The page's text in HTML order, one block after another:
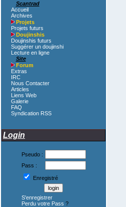
Scantrad
Accueil
Archives
Projets
Projets futurs
Doujinshis
Doujinshis futurs
Suggérer un doujinshi
Lecture en ligne
Site
Forum
Extras
IRC
Nous Contacter
Articles
Liens Web
Galerie
FAQ
Syndication RSS
Login
Pseudo :
Pass :
Enregistré
S'enregistrer
Perdu votre Pass ?